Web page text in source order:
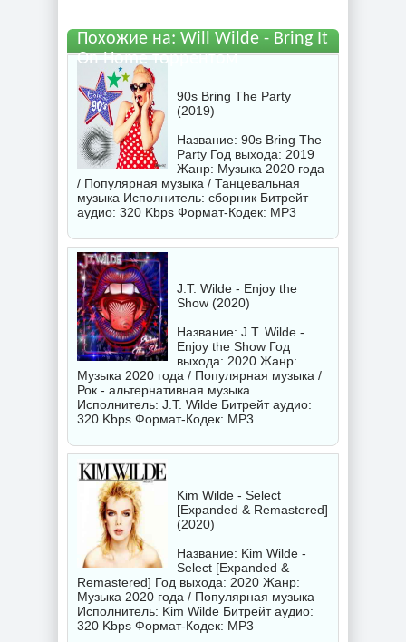
Похожие на: Will Wilde - Bring It
On Home торрентом
90s Bring The Party
(2019)
Название: 90s Bring The
Party Год выхода: 2019
Жанр: Музыка 2020 года
/ Популярная музыка / Танцевальная
музыка Исполнитель: сборник Битрейт
аудио: 320 Kbps Формат-Кодек: MP3
J.T. Wilde - Enjoy the
Show (2020)
Название: J.T. Wilde -
Enjoy the Show Год
выхода: 2020 Жанр:
Музыка 2020 года / Популярная музыка /
Рок - альтернативная музыка
Исполнитель: J.T. Wilde Битрейт аудио:
320 Kbps Формат-Кодек: MP3
Kim Wilde - Select
[Expanded & Remastered]
(2020)
Название: Kim Wilde -
Select [Expanded &
Remastered] Год выхода: 2020 Жанр:
Музыка 2020 года / Популярная музыка
Исполнитель: Kim Wilde Битрейт аудио:
320 Kbps Формат-Кодек: MP3